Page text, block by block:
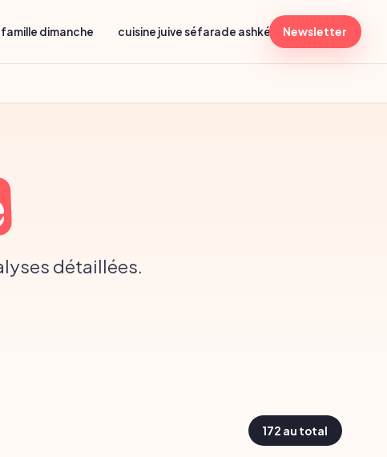
dimanche cuisine juive séfarade ashkénaze menu
Newsletter
détaillées.
172 au total